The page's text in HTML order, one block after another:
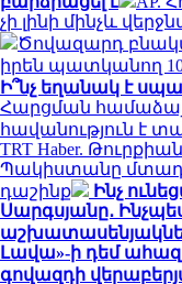
չի լինի մինչև
Ծովազարդ
իրեն պատկանող
Ի՞նչ եղանակ է
Հարցման
հավանություն է
TRT Haber.
Պակիստանը
դաշինք
Ինչ
Սարգսյանը․
Լավա»-ի դեմ
գովազդի